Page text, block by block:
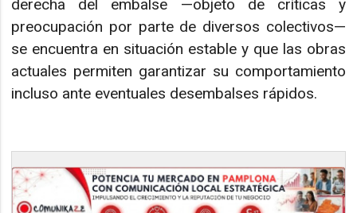
derecha del embalse —objeto de críticas y
preocupación por parte de diversos colectivos—
se encuentra en situación estable y que las obras
actuales permiten garantizar su comportamiento
incluso ante eventuales desembalses rápidos.